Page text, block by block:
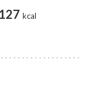
127 kcal